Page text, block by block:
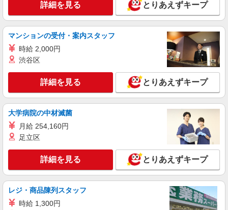
コンパスグループ・ジャパン株式会社 21817_f
調理師責任者【正社員】
月給30万円〜32万円 試用期間中 月給30万円〜
代を1分単位で別途支給します。 ※給与は経験や
碧山小学校・明保中学校 （東京都西東京市中
キープ 詳細を見る
アルバイト パート
株式会社HITOWA フードサービスカンパニー
福祉施設での調理員【アルバイト・パート】
時給1,350円以上 ※経験によりスタート時給は
変動します。 ※AP評価制度：あり 年1回の評価
により時給を見直します。 ※アルバイト賞与（寸
志）：あり 年2回。勤続年数により金額UP。
イリーゼ武蔵境 （東京都西東京市新町3丁目5-
27）
キープ 詳細を見る
詳細を見る とりあえずキープ
マンションの受付・案内スタッフ
時給 2,000円
渋谷区
詳細を見る とりあえずキープ
大学病院の中材滅菌
月給 254,160円
足立区
詳細を見る とりあえずキープ
レジ・商品陳列スタッフ
時給 1,300円